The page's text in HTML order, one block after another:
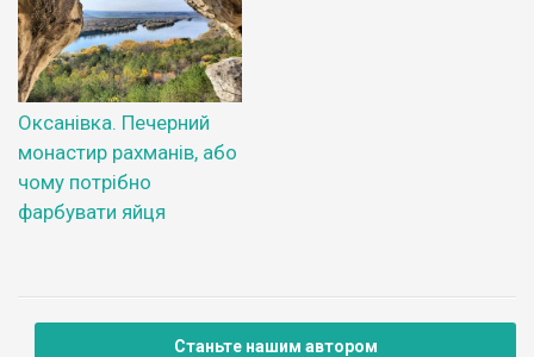
Оксанівка. Печерний
монастир рахманів, або
чому потрібно
фарбувати яйця
Станьте нашим автором